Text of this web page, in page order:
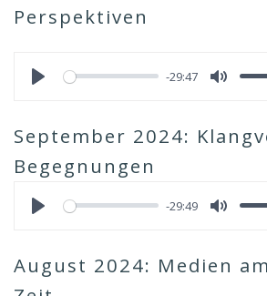
Perspektiven
-29:47
September 2024:
Begegnungen
-29:49
August 2024: Medien